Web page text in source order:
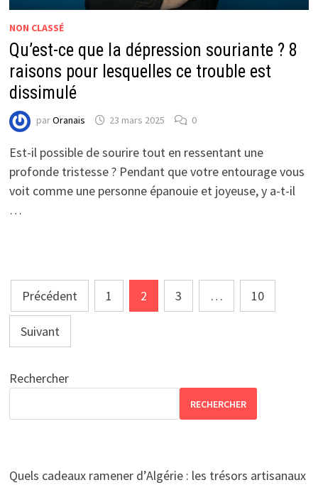
NON CLASSÉ
Qu’est-ce que la dépression souriante ? 8
raisons pour lesquelles ce trouble est
dissimulé
parOranais 23 mars 2025 0
Est-il possible de sourire tout en ressentant une
profonde tristesse ? Pendant que votre entourage vous
voit comme une personne épanouie et joyeuse, y a-t-il
…
Pagination
des
publications
Précédent 1 2 3 … 10
Suivant
Rechercher
RECHERCHER
Quels cadeaux ramener d’Algérie : les trésors artisanaux